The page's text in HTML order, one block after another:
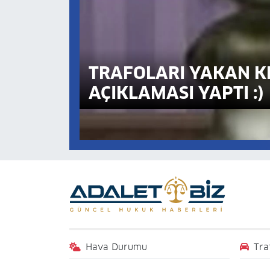
TRAFOLARI YAKAN
AÇIKLAMASI YAPTI :)
Hava Durumu